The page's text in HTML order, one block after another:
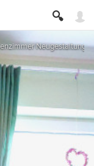
Neugestaltung